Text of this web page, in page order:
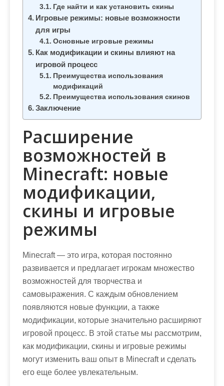
Где найти и как установить скины
Игровые режимы: новые возможности
для игры
Основные игровые режимы
Как модификации и скины влияют на
игровой процесс
Преимущества использования
модификаций
Преимущества использования скинов
Заключение
Расширение
возможностей в
Minecraft: новые
модификации,
скины и игровые
режимы
Minecraft — это игра, которая постоянно
развивается и предлагает игрокам множество
возможностей для творчества и
самовыражения. С каждым обновлением
появляются новые функции, а также
модификации, которые значительно расширяют
игровой процесс. В этой статье мы рассмотрим,
как модификации, скины и игровые режимы
могут изменить ваш опыт в Minecraft и сделать
его еще более увлекательным.